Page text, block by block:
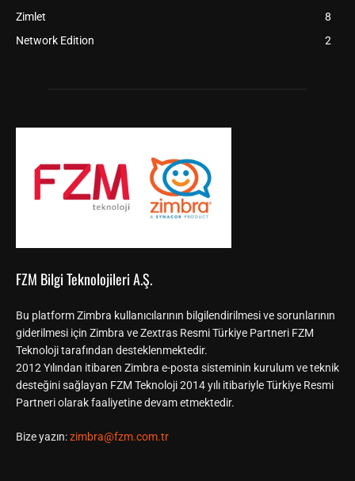
Zimlet
8
Network Edition
2
FZM Bilgi Teknolojileri A.Ş.
Bu platform Zimbra kullanıcılarının bilgilendirilmesi ve sorunlarının
giderilmesi için Zimbra ve Zextras Resmi Türkiye Partneri FZM
Teknoloji tarafından desteklenmektedir.
2012 Yılından itibaren Zimbra e-posta sisteminin kurulum ve teknik
desteğini sağlayan FZM Teknoloji 2014 yılı itibariyle Türkiye Resmi
Partneri olarak faaliyetine devam etmektedir.
Bize yazın:zimbra@fzm.com.tr